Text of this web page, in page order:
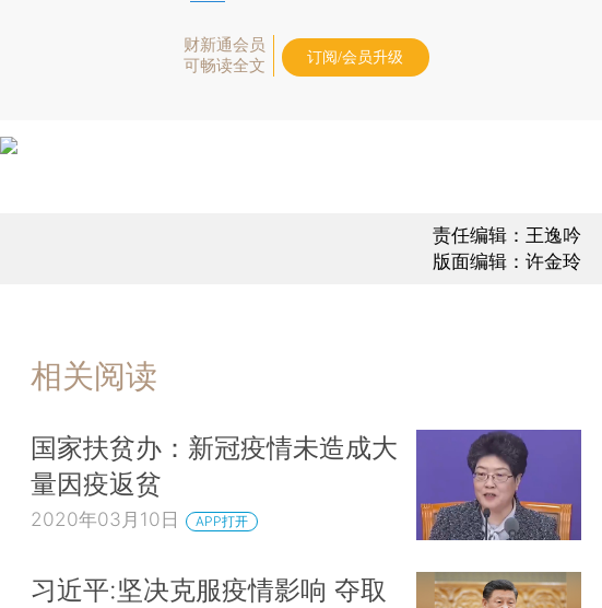
财新通会员
可畅读全文
订阅/会员升级
责任编辑：王逸吟
版面编辑：许金玲
相关阅读
国家扶贫办：新冠疫情未造成大
量因疫返贫
2020年03月10日 APP打开
习近平:坚决克服疫情影响 夺取